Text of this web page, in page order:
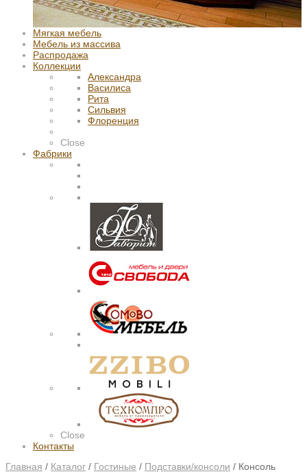
Мягкая мебель
Мебель из массива
Распродажа
Коллекции
Александра
Василиса
Рита
Сильвия
Флоренция
Close
Фабрики
Close
Контакты
Главная / Каталог / Гостиные / Подставки/консоли / Консоль